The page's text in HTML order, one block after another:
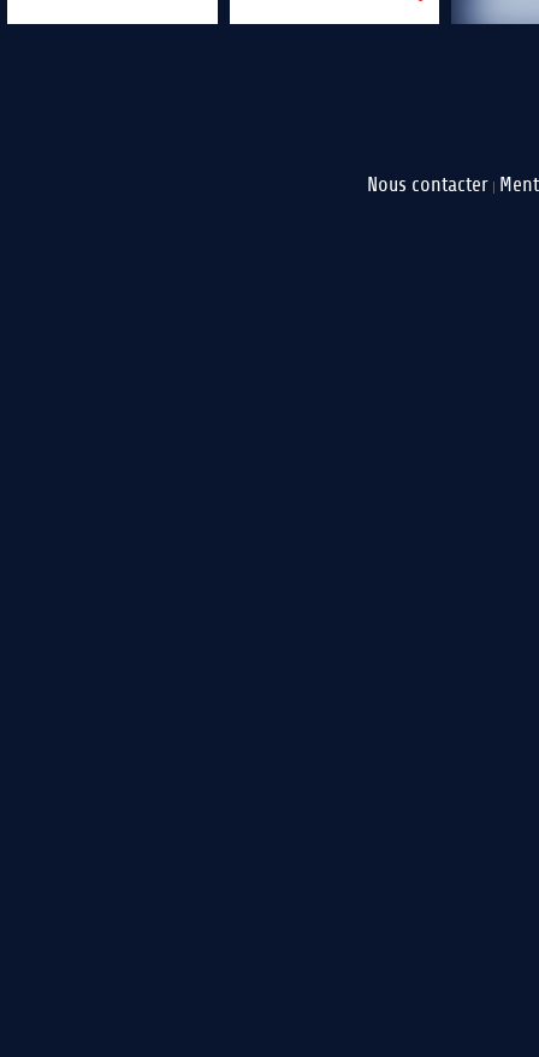
Nous contacter |